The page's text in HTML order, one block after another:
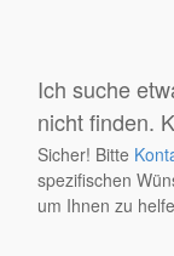
Ich suche
nicht finden.
Sicher! Bitte
spezifischen
um Ihnen zu